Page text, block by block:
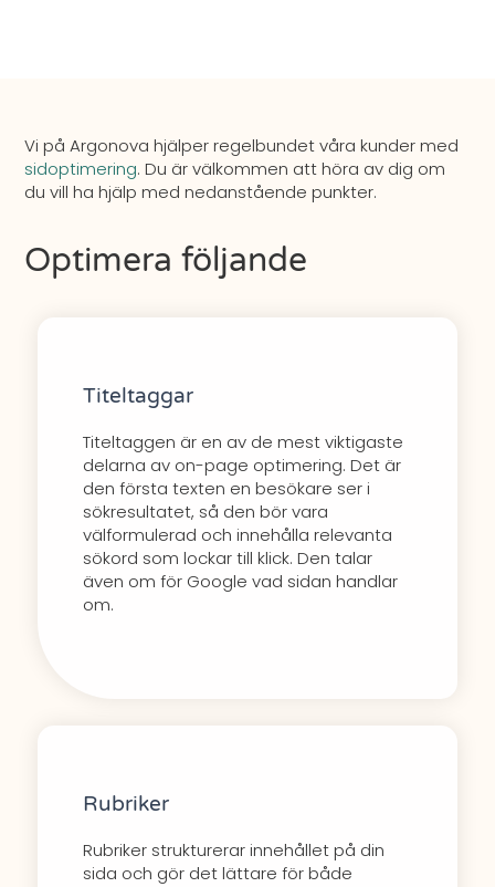
Vi på Argonova hjälper regelbundet våra kunder med
sidoptimering. Du är välkommen att höra av dig om
du vill ha hjälp med nedanstående punkter.
Optimera följande
Titeltaggar
Titeltaggen är en av de mest viktigaste
delarna av on-page optimering. Det är
den första texten en besökare ser i
sökresultatet, så den bör vara
välformulerad och innehålla relevanta
sökord som lockar till klick. Den talar
även om för Google vad sidan handlar
om.
Rubriker
Rubriker strukturerar innehållet på din
sida och gör det lättare för både